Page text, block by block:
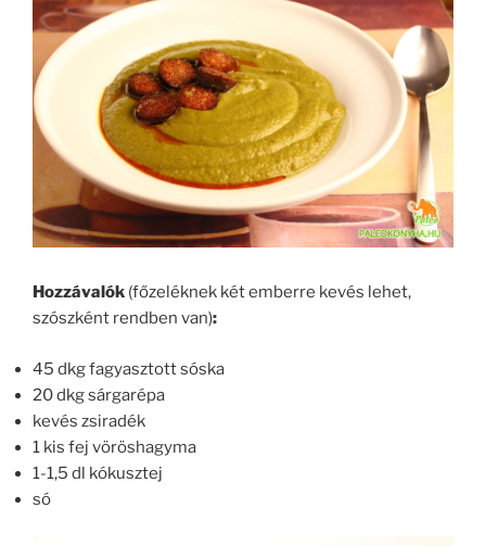
Hozzávalók (főzeléknek két emberre kevés lehet,
szószként rendben van):
45 dkg fagyasztott sóska
20 dkg sárgarépa
kevés zsiradék
1 kis fej vöröshagyma
1-1,5 dl kókusztej
só